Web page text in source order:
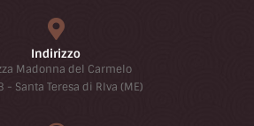
Indirizzo
Madonna del Carmelo
- Santa Teresa di RIva (ME)